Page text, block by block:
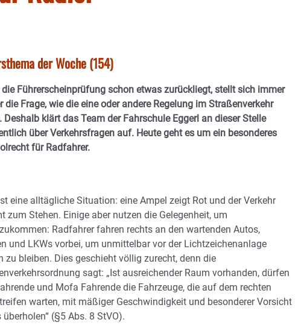
der Woche (154)
die Führerscheinprüfung schon etwas zurückliegt, stellt sich immer
die Frage, wie die eine oder andere Regelung im Straßenverkehr
Deshalb klärt das Team der Fahrschule Eggerl an dieser Stelle
über Verkehrsfragen auf. Heute geht es um ein besonderes
für Radfahrer.
eine alltägliche Situation: eine Ampel zeigt Rot und der Verkehr
zum Stehen. Einige aber nutzen die Gelegenheit, um
Radfahrer fahren rechts an den wartenden Autos,
und LKWs vorbei, um unmittelbar vor der Lichtzeichenanlage
zu bleiben. Dies geschieht völlig zurecht, denn die
sagt: „Ist ausreichender Raum vorhanden, dürfen
und Mofa Fahrende die Fahrzeuge, die auf dem rechten
warten, mit mäßiger Geschwindigkeit und besonderer Vorsicht
überholen“ (§5 Abs. 8 StVO).